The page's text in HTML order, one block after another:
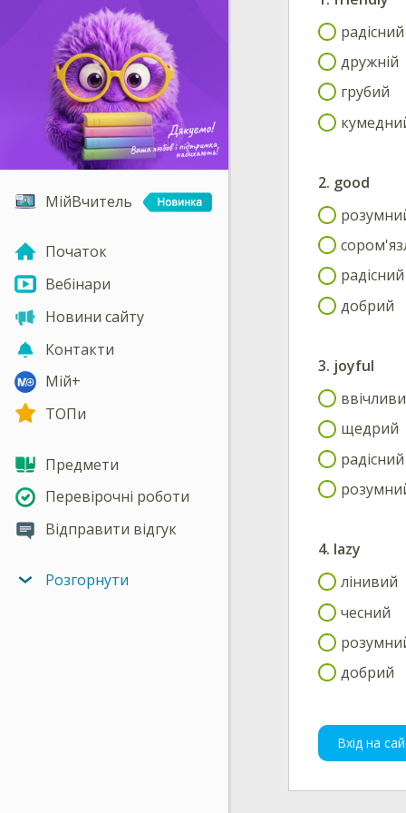
МійВчитель
Початок
Вебінари
Новини сайту
Контакти
Мій+
ТОПи
Предмети
Перевірочні роботи
Відправити відгук
Розгорнути
радісний
дружній
грубий
2. good
радісний
добрий
3. joyful
щедрий
радісний
4. lazy
лінивий
чесний
добрий
Вхід на